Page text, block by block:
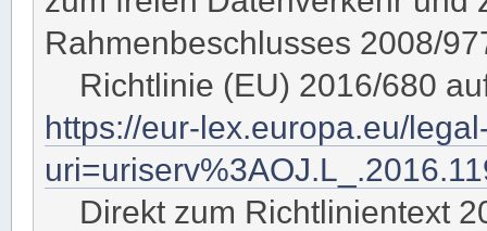
Rahmenbeschlusses 2008/
Richtlinie (EU) 2016/680
https://eur-lex.europa.eu/
Direkt zum Richtlinientext